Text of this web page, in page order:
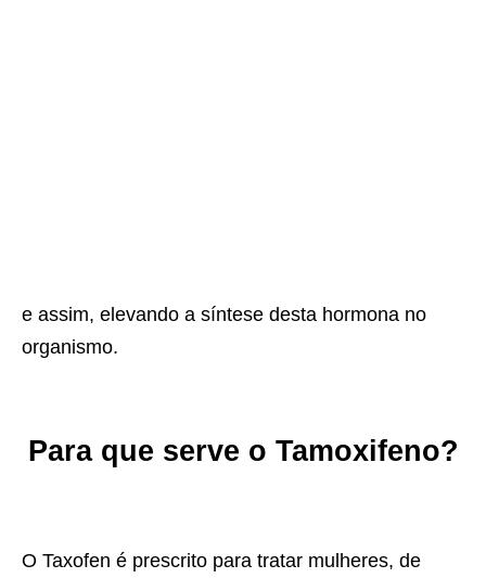
e assim, elevando a síntese desta hormona no
organismo.
Para que serve o Tamoxifeno?
O Taxofen é prescrito para tratar mulheres, de